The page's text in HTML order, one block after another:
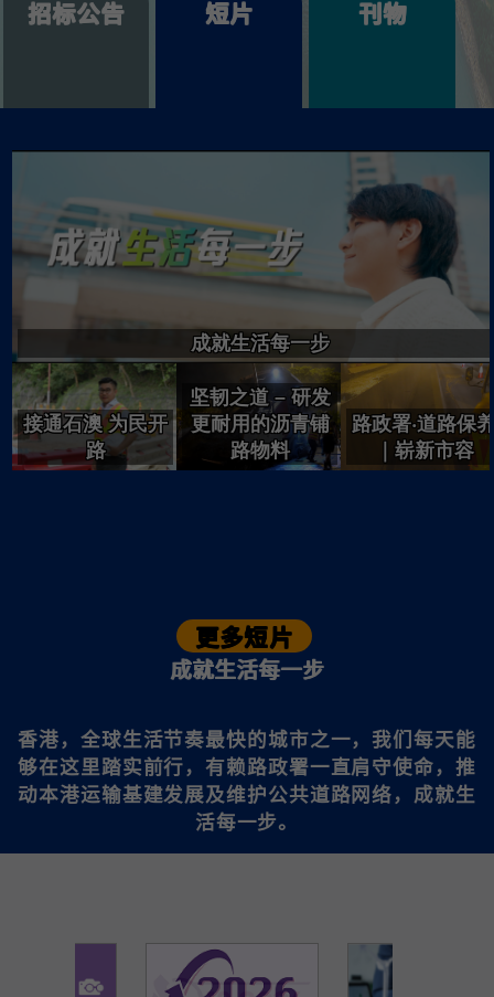
招标公告 短片 刊物
成就生活每一步
香港，全球生活节奏最快的城市之一，我们每天能
够在这里踏实前行，有赖路政署一直肩守使命，推
动本港运输基建发展及维护公共道路网络，成就生
活每一步。
更多短片